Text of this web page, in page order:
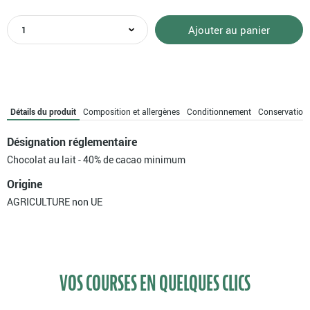
quantité
de
lait
pâtissier
bio
Ajouter au panier
Détails du produit Composition et allergènes Conditionnement Conservation
Désignation réglementaire
Chocolat au lait - 40% de cacao minimum
Origine
AGRICULTURE non UE
VOS COURSES EN QUELQUES CLICS